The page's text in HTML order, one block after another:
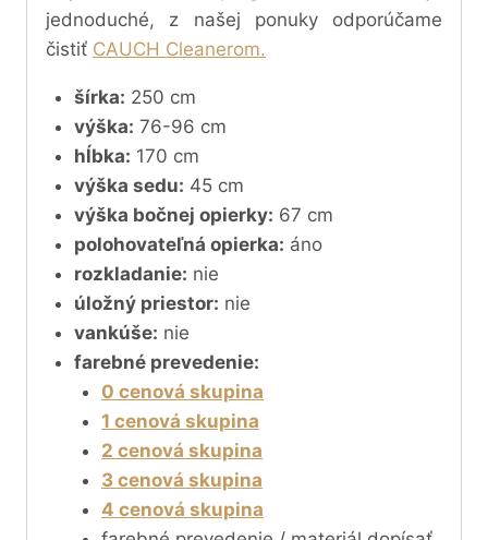
jednoduché, z našej ponuky odporúčame
čistiť CAUCH Cleanerom.
šírka: 250 cm
výška: 76-96 cm
hĺbka: 170 cm
výška sedu: 45 cm
výška bočnej opierky: 67 cm
polohovateľná opierka: áno
rozkladanie: nie
úložný priestor: nie
vankúše: nie
farebné prevedenie:
0 cenová skupina
1 cenová skupina
2 cenová skupina
3 cenová skupina
4 cenová skupina